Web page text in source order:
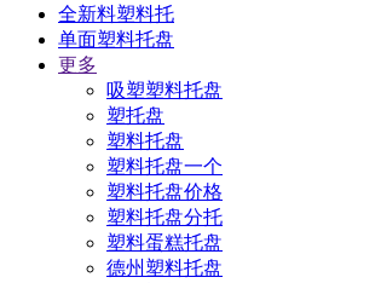
全新料塑料托
单面塑料托盘
更多
吸塑塑料托盘
塑托盘
塑料托盘
塑料托盘一个
塑料托盘价格
塑料托盘分托
塑料蛋糕托盘
德州塑料托盘